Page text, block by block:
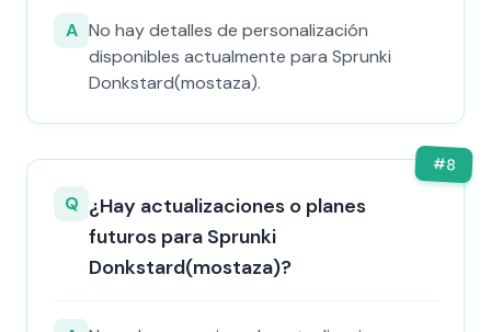
A No hay detalles de personalización
disponibles actualmente para Sprunki
Donkstard(mostaza).
#8
Q ¿Hay actualizaciones o planes
futuros para Sprunki
Donkstard(mostaza)?